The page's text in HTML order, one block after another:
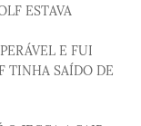
ESTAVA
E FUI
TINHA SAÍDO DE